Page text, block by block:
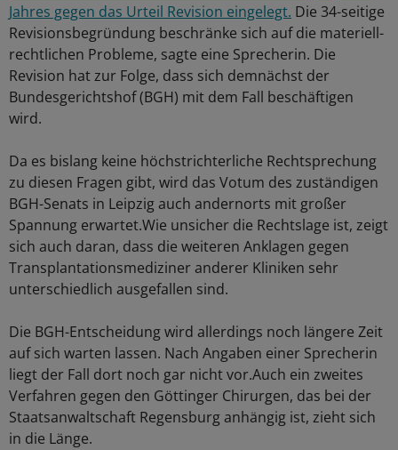
Jahres gegen das Urteil Revision eingelegt. Die 34-seitige
Revisionsbegründung beschränke sich auf die materiell-
rechtlichen Probleme, sagte eine Sprecherin. Die
Revision hat zur Folge, dass sich demnächst der
Bundesgerichtshof (BGH) mit dem Fall beschäftigen
wird.
Da es bislang keine höchstrichterliche Rechtsprechung
zu diesen Fragen gibt, wird das Votum des zuständigen
BGH-Senats in Leipzig auch andernorts mit großer
Spannung erwartet.Wie unsicher die Rechtslage ist, zeigt
sich auch daran, dass die weiteren Anklagen gegen
Transplantationsmediziner anderer Kliniken sehr
unterschiedlich ausgefallen sind.
Die BGH-Entscheidung wird allerdings noch längere Zeit
auf sich warten lassen. Nach Angaben einer Sprecherin
liegt der Fall dort noch gar nicht vor.Auch ein zweites
Verfahren gegen den Göttinger Chirurgen, das bei der
Staatsanwaltschaft Regensburg anhängig ist, zieht sich
in die Länge.